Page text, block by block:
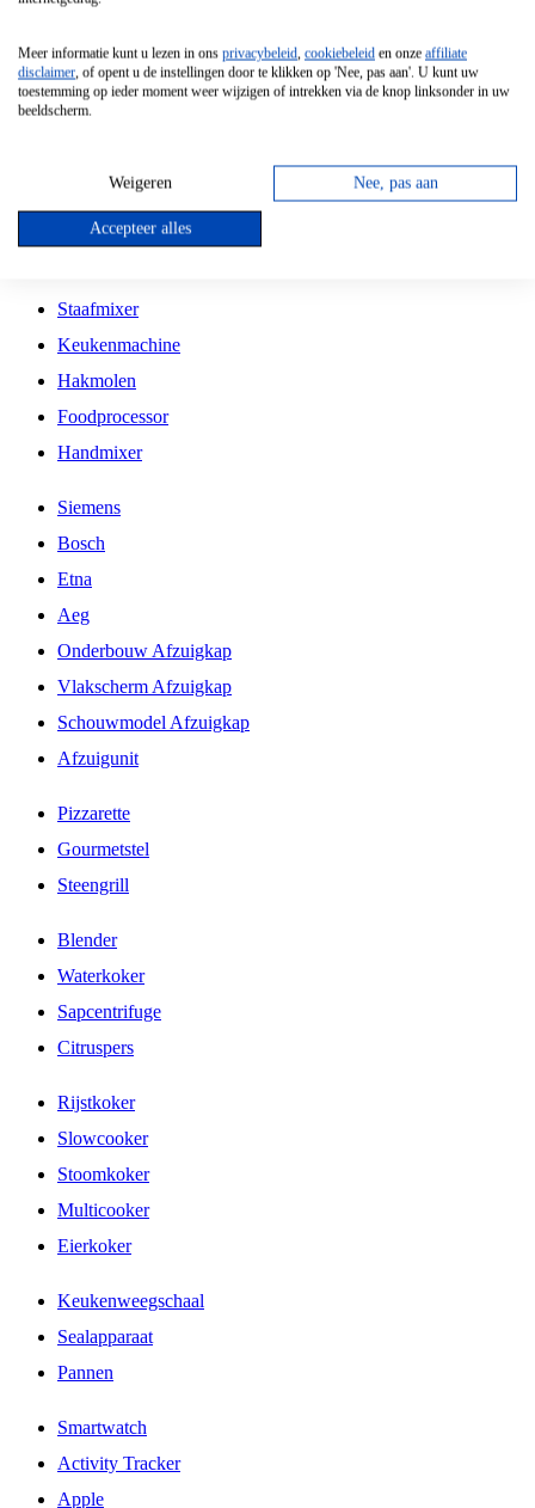
Vrijstaande Magnetron
Vrijstaande Kookplaat
Inbouw Gaskookplaat
Inbouw Keramische Kookplaat
Kookplaat Accessoires
Staafmixer
Keukenmachine
Hakmolen
Foodprocessor
Handmixer
Siemens
Bosch
Etna
Aeg
Onderbouw Afzuigkap
Vlakscherm Afzuigkap
Schouwmodel Afzuigkap
Afzuigunit
Pizzarette
Gourmetstel
Steengrill
Blender
Waterkoker
Sapcentrifuge
Citruspers
Rijstkoker
Slowcooker
Stoomkoker
Multicooker
Eierkoker
Keukenweegschaal
Sealapparaat
Pannen
Smartwatch
Activity Tracker
Apple
Meer informatie kunt u lezen in ons privacybeleid, cookiebeleid en onze affiliate
disclaimer, of opent u de instellingen door te klikken op 'Nee, pas aan'. U kunt uw
toestemming op ieder moment weer wijzigen of intrekken via de knop linksonder in uw
beeldscherm.
Weigeren Nee, pas aan
Accepteer alles